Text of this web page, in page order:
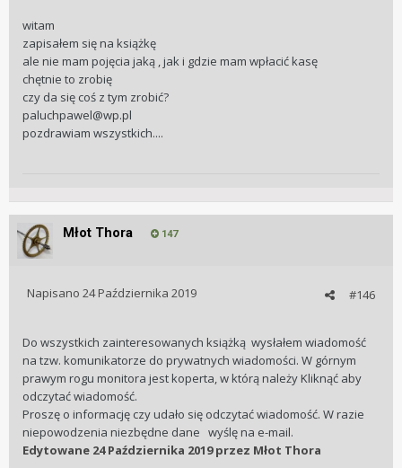
witam
zapisałem się na książkę
ale nie mam pojęcia jaką , jak i gdzie mam wpłacić kasę
chętnie to zrobię
czy da się coś z tym zrobić?
paluchpawel@wp.pl
pozdrawiam wszystkich....
Młot Thora 147
#146
Napisano 24 Października 2019
Do wszystkich zainteresowanych książką wysłałem wiadomość
na tzw. komunikatorze do prywatnych wiadomości. W górnym
prawym rogu monitora jest koperta, w którą należy Kliknąć aby
odczytać wiadomość.
Proszę o informację czy udało się odczytać wiadomość. W razie
niepowodzenia niezbędne dane wyślę na e-mail.
Edytowane 24 Października 2019przez Młot Thora